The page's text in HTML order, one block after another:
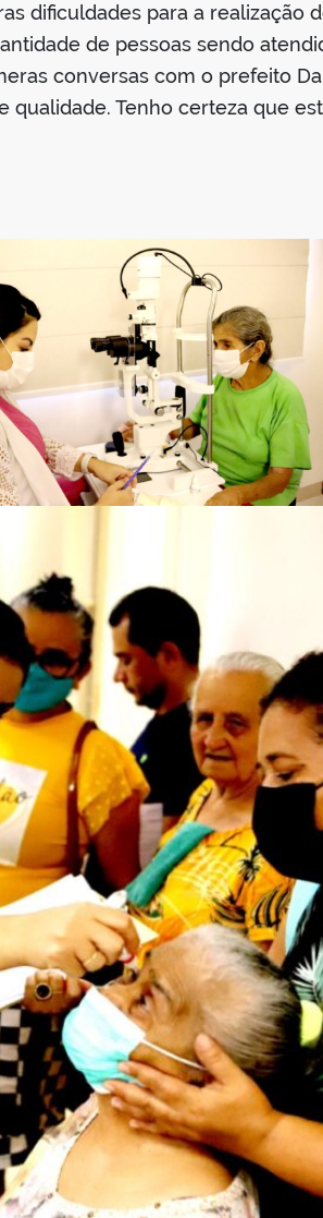
dificuldades para a realização
de pessoas sendo
conversas com o prefeito
Tenho certeza que